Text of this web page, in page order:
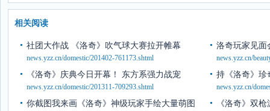
相关阅读
社团大作战 《洛奇》吹气球大赛拉开帷幕
news.yzz.cn/domestic/201402-761173.shtml
洛奇玩家见面
news.yzz.cn/
《洛奇》庆典今日开幕！ 东方系强力战宠
news.yzz.cn/domestic/201311-709293.shtml
持《洛奇》珍
news.yzz.cn/
你截图我来画《洛奇》神级玩家手绘大量萌图 《洛奇》双